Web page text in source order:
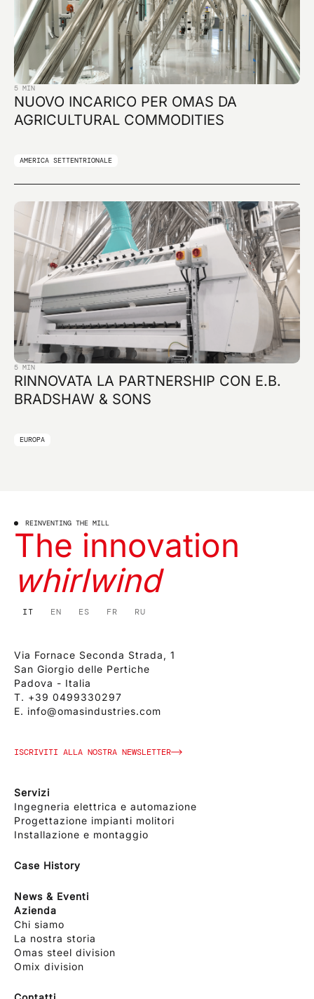
5 MIN
NUOVO INCARICO PER OMAS DA
AGRICULTURAL COMMODITIES
AMERICA SETTENTRIONALE
5 MIN
RINNOVATA LA PARTNERSHIP CON E.B.
BRADSHAW & SONS
EUROPA
REINVENTING THE MILL
The innovation
whirlwind
IT EN ES FR RU
Via Fornace Seconda Strada, 1
San Giorgio delle Pertiche
Padova - Italia
T. +39 0499330297
E. info@omasindustries.com
ISCRIVITI ALLA NOSTRA NEWSLETTER
Servizi
Ingegneria elettrica e automazione
Progettazione impianti molitori
Installazione e montaggio
Case History
News & Eventi
Azienda
Chi siamo
La nostra storia
Omas steel division
Omix division